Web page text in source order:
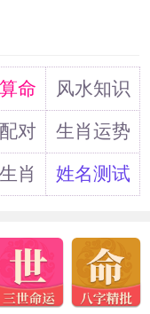
煌本梦书》
。《敦煌本
《敦煌本梦
命
风水知识
对
生肖运势
肖 姓名测试